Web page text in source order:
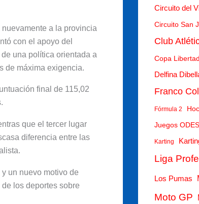
a la provincia
con el apoyo del
una política orientada a
de máxima exigencia.
final de 115,02
que el tercer lugar
diferencia entre las
un nuevo motivo de
los deportes sobre
Circuito del
Circuito San
Club
Copa
Delfina
Franco
Fórmula 2
Juegos
Karting
Liga
Los Pumas
Moto GP